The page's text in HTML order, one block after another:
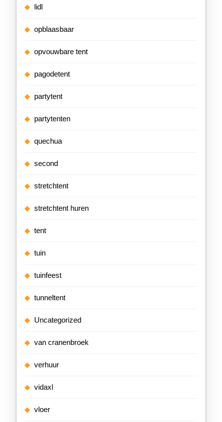
lidl
opblaasbaar
opvouwbare tent
pagodetent
partytent
partytenten
quechua
second
stretchtent
stretchtent huren
tent
tuin
tuinfeest
tunneltent
Uncategorized
van cranenbroek
verhuur
vidaxl
vloer